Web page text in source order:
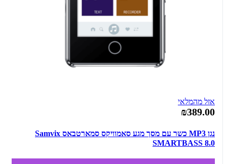
אזל מהמלאי
₪389.00
נגן MP3 כשר עם מסך מגע סאמוויקס סמארטבאס Samvix
SMARTBASS 8.0